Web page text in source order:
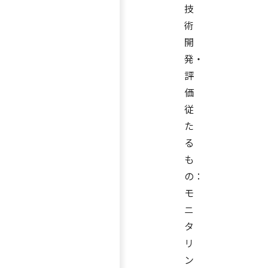
技
術
開
発・
評
価
従
た
る
も
の：
モ
ニ
タ
リ
ン